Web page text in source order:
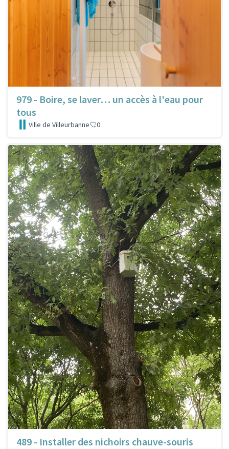
979 - Boire, se laver… un accès à l'eau pour
tous
Ville de Villeurbanne 0
489 - Installer des nichoirs chauve-souris